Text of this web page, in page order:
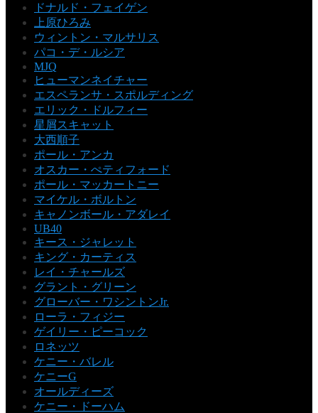
ドナルド・フェイゲン
上原ひろみ
ウィントン・マルサリス
パコ・デ・ルシア
MJQ
ヒューマンネイチャー
エスペランサ・スポルディング
エリック・ドルフィー
星屑スキャット
大西順子
ポール・アンカ
オスカー・ぺティフォード
ポール・マッカートニー
マイケル・ボルトン
キャノンボール・アダレイ
UB40
キース・ジャレット
キング・カーティス
レイ・チャールズ
グラント・グリーン
グローバー・ワシントンJr.
ローラ・フィジー
ゲイリー・ピーコック
ロネッツ
ケニー・バレル
ケニーG
オールディーズ
ケニー・ドーハム